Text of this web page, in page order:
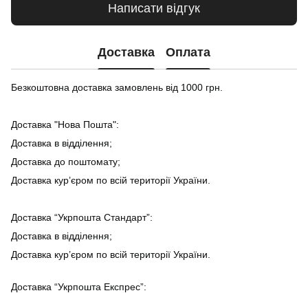
Написати відгук
Доставка Оплата
Безкоштовна доставка замовлень від 1000 грн.
Доставка "Нова Пошта":
Доставка в відділення;
Доставка до поштомату;
Доставка кур’єром по всій території України.
Доставка “Укрпошта Стандарт”:
Доставка в відділення;
Доставка кур’єром по всій території України.
Доставка “Укрпошта Експрес”: